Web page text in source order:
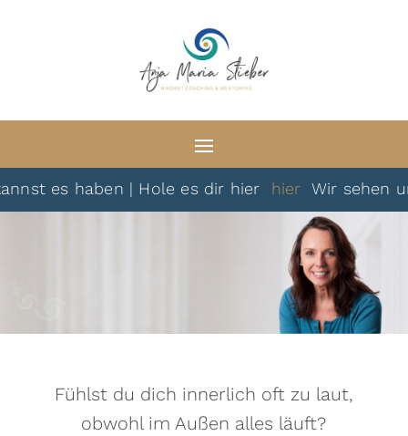
haben | Hole es dir hier hier Wir sehen uns
Fühlst du dich innerlich oft zu laut,
obwohl im Außen alles läuft?